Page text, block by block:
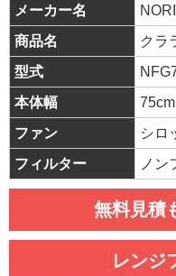
メーカー名
商品名
クラ
型式
本体幅
75cm
ファン
シロ
フィルター
ノン
無料見積
レンジ